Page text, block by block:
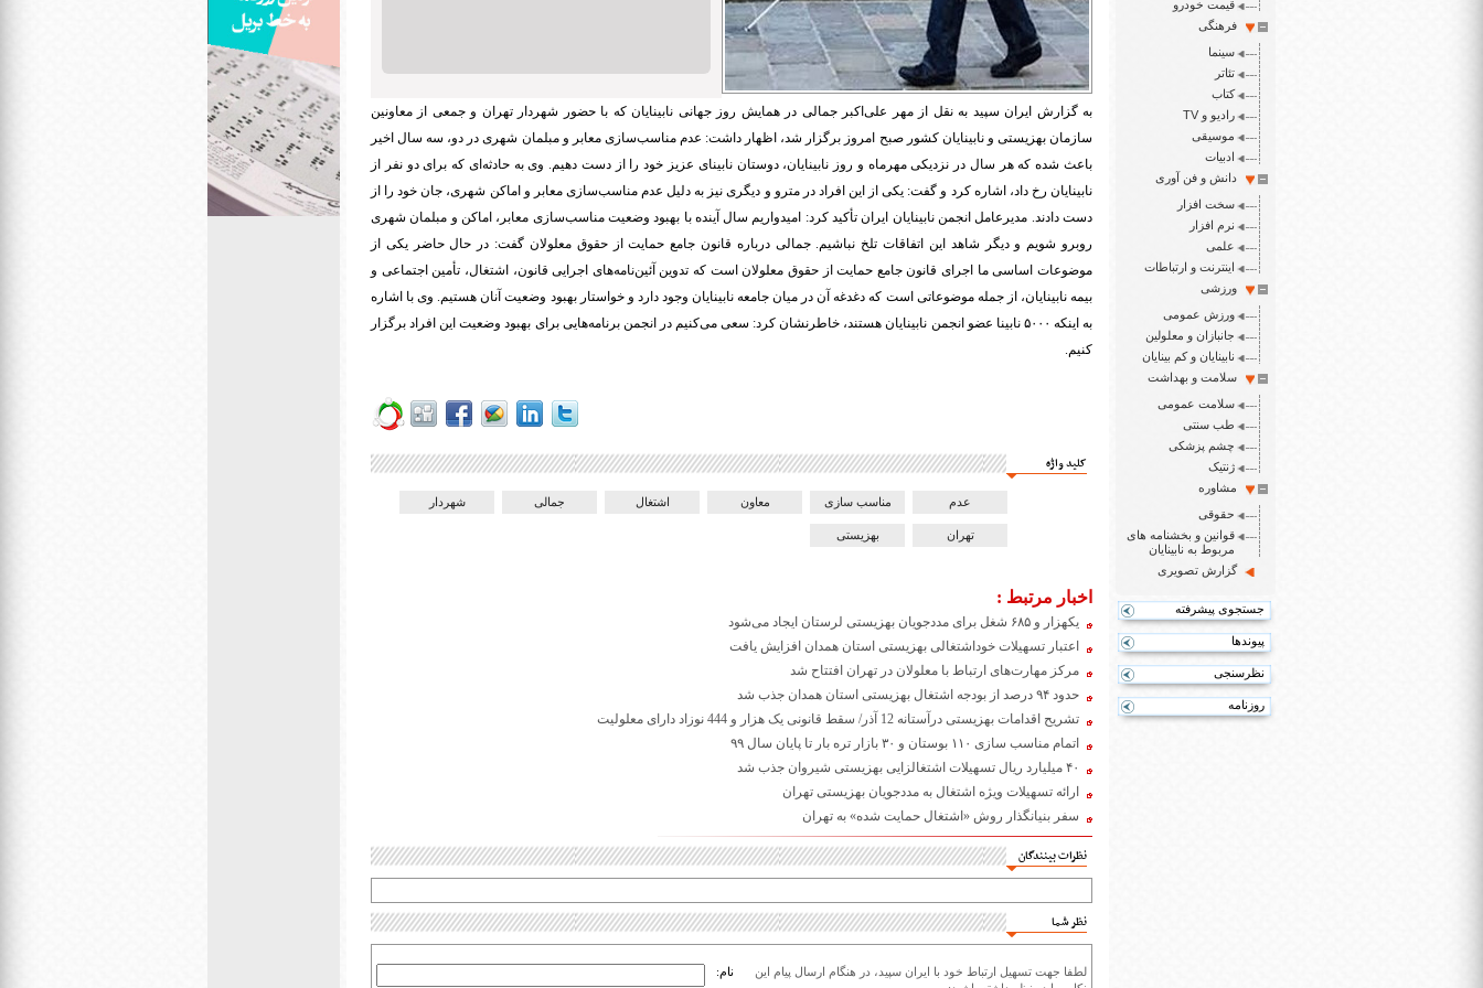
قیمت خودرو
فرهنگی
سینما
تئاتر
کتاب
رادیو و TV
موسیقی
ادبیات
دانش و فن آوری
سخت افزار
نرم افزار
علمی
اینترنت و ارتباطات
ورزشی
ورزش عمومی
جانبازان و معلولین
نابینایان و کم بینایان
سلامت و بهداشت
سلامت عمومی
طب سنتی
چشم پزشکی
ژنتیک
مشاوره
حقوقی
قوانین و بخشنامه های
مربوط به نابینایان
گزارش تصویری
جستجوی پیشرفته
پیوندها
نظرسنجی
روزنامه
به گزارش ایران سپید به نقل از مهر علی‌اکبر جمالی در همایش روز جهانی نابینایان که با حضور شهردار تهران و جمعی از معاونین
سازمان بهزیستی و نابینایان کشور صبح امروز برگزار شد، اظهار داشت: عدم مناسب‌سازی معابر و مبلمان شهری در دو، سه سال اخیر
باعث شده که هر سال در نزدیکی مهرماه و روز نابینایان، دوستان نابینای عزیز خود را از دست دهیم. وی به حادثه‌ای که برای دو نفر از
نابینایان رخ داد، اشاره کرد و گفت: یکی از این افراد در مترو و دیگری نیز به دلیل عدم مناسب‌سازی معابر و اماکن شهری، جان خود را از
دست دادند. مدیرعامل انجمن نابینایان ایران تأکید کرد: امیدواریم سال آینده با بهبود وضعیت مناسب‌سازی معابر، اماکن و مبلمان شهری
روبرو شویم و دیگر شاهد این اتفاقات تلخ نباشیم.جمالی درباره قانون جامع حمایت از حقوق معلولان گفت: در حال حاضر یکی از
موضوعات اساسی ما اجرای قانون جامع حمایت از حقوق معلولان است که تدوین آئین‌نامه‌های اجرایی قانون، اشتغال، تأمین اجتماعی و
بیمه نابینایان، از جمله موضوعاتی است که دغدغه آن در میان جامعه نابینایان وجود دارد و خواستار بهبود وضعیت آنان هستیم. وی با اشاره
به اینکه ۵۰۰۰ نابینا عضو انجمن نابینایان هستند، خاطرنشان کرد: سعی می‌کنیم در انجمن برنامه‌هایی برای بهبود وضعیت این افراد برگزار
کنیم.
کلید واژه
عدم مناسب سازی معاون اشتغال جمالی شهردار
تهران بهزیستی
اخبار مرتبط :
یکهزار و ۶۸۵ شغل برای مددجویان بهزیستی لرستان ایجاد می‌شود
اعتبار تسهیلات خوداشتغالی بهزیستی استان همدان افزایش یافت
مرکز مهارت‌های ارتباط با معلولان در تهران افتتاح شد
حدود ۹۴ درصد از بودجه اشتغال بهزیستی استان همدان جذب شد
تشریح اقدامات بهزیستی درآستانه 12 آذر/ سقط قانونی یک هزار و 444 نوزاد دارای معلولیت
اتمام مناسب سازی ۱۱۰ بوستان و ۳۰ بازار تره بار تا پایان سال ۹۹
۴۰ میلیارد ریال تسهیلات اشتغالزایی بهزیستی شیروان جذب شد
ارائه تسهیلات ویژه اشتغال به مددجویان بهزیستی تهران
سفر بنیانگذار روش «اشتغال حمایت شده» به تهران
نظرات بینندگان
نظر شما
لطفا جهت تسهیل ارتباط خود با ایران سپید، در هنگام ارسال پیام این
نام: